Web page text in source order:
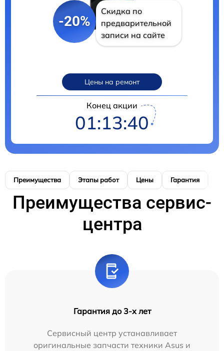
-20%
Скидка по
предварительной
записи на сайте
Цены на ремонт
Конец акции
01:13:39
Преимущества Этапы работ Цены Гарантия
Преимущества сервис-
центра
Гарантия до 3-х лет
Сервисный центр устанавливает
оригинальные запчасти техники Asus и